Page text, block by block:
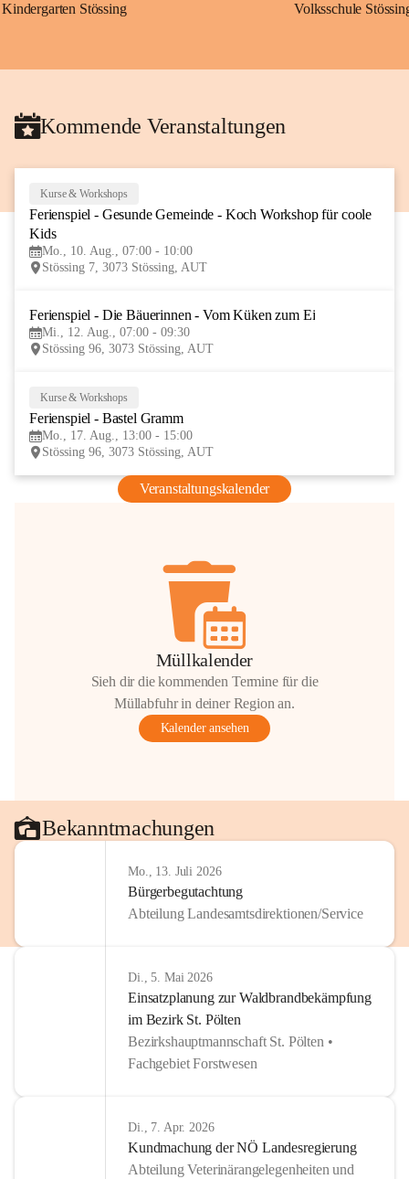
Kindergarten Stössing Volksschule
Kommende Veranstaltungen
AUG
Kurse & Workshops
Ferienspiel - Gesunde Gemeinde - Koch Workshop für coole
Kids
Mo., 10. Aug., 07:00 - 10:00
Stössing 7, 3073 Stössing, AUT
Ferienspiel - Die Bäuerinnen - Vom Küken zum Ei
Mi., 12. Aug., 07:00 - 09:30
Stössing 96, 3073 Stössing, AUT
Kurse & Workshops
Ferienspiel - Bastel Gramm
Mo., 17. Aug., 13:00 - 15:00
Stössing 96, 3073 Stössing, AUT
Veranstaltungskalender
Müllkalender
Sieh dir die kommenden Termine für die
Müllabfuhr in deiner Region an.
Kalender ansehen
Bekanntmachungen
Mo., 13. Juli 2026
Bürgerbegutachtung
Abteilung Landesamtsdirektionen/Service
Di., 5. Mai 2026
Einsatzplanung zur Waldbrandbekämpfung
im Bezirk St. Pölten
Bezirkshauptmannschaft St. Pölten •
Fachgebiet Forstwesen
Di., 7. Apr. 2026
Kundmachung der NÖ Landesregierung
Abteilung Veterinärangelegenheiten und